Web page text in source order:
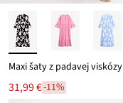
Maxi šaty z padavej viskózy
31,99 €-11%